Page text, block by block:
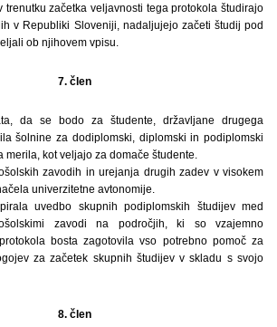
trenutku začetka veljavnosti tega protokola študirajo
v Republiki Sloveniji, nadaljujejo začeti študij pod
ob njihovem vpisu.
7. člen
da se bodo za študente, državljane drugega
šolnine za dodiplomski, diplomski in podiplomski
kot veljajo za domače študente.
zavodih in urejanja drugih zadev v visokem
univerzitetne avtonomije.
uvedbo skupnih podiplomskih študijev med
zavodi na področjih, ki so vzajemno
bosta zagotovila vso potrebno pomoč za
za začetek skupnih študijev v skladu s svojo
8. člen